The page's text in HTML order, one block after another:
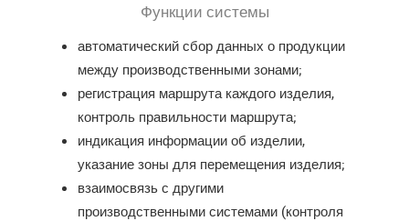
Функции системы
автоматический сбор данных о продукции
между производственными зонами;
регистрация маршрута каждого изделия,
контроль правильности маршрута;
индикация информации об изделии,
указание зоны для перемещения изделия;
взаимосвязь с другими
производственными системами (контроля